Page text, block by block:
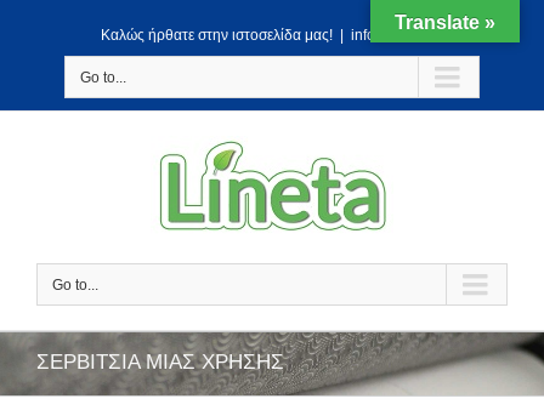
Kαλώς ήρθατε στην ιστοσελίδα μας! info@lineta.gr
Go to...
Go to...
ΣΕΡΒΙΤΣΙΑ ΜΙΑΣ ΧΡΗΣΗΣ
Translate »